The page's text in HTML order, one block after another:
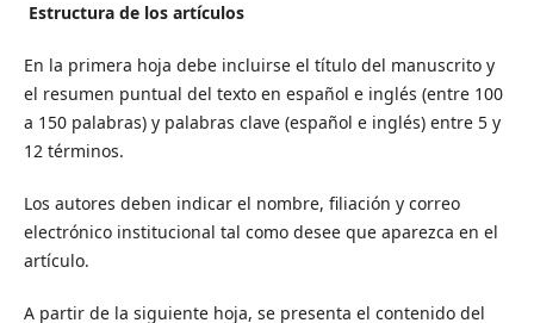
Estructura de los artículos
En la primera hoja debe incluirse el título del manuscrito y
el resumen puntual del texto en español e inglés (entre 100
a 150 palabras) y palabras clave (español e inglés) entre 5 y
12 términos.
Los autores deben indicar el nombre, filiación y correo
electrónico institucional tal como desee que aparezca en el
artículo.
A partir de la siguiente hoja, se presenta el contenido del